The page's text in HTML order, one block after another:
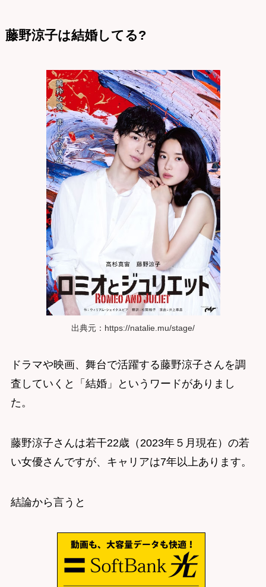
藤野涼子は結婚してる?
出典元：https://natalie.mu/stage/
ドラマや映画、舞台で活躍する藤野涼子さんを調
査していくと「結婚」というワードがありまし
た。
藤野涼子さんは若干22歳（2023年５月現在）の若
い女優さんですが、キャリアは7年以上あります。
結論から言うと